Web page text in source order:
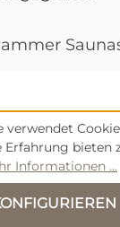
verwendet
bieten
Informationen ...